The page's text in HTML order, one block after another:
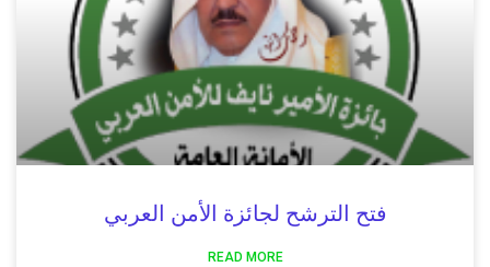
فتح الترشح لجائزة الأمن العربي
READ MORE